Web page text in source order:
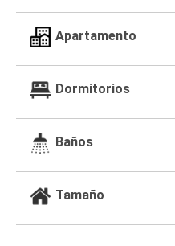
Apartamento
Dormitorios
Baños
Tamaño